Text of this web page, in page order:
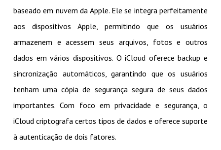
baseado em nuvem da Apple. Ele se integra perfeitamente
aos dispositivos Apple, permitindo que os usuários
armazenem e acessem seus arquivos, fotos e outros
dados em vários dispositivos. O iCloud oferece backup e
sincronização automáticos, garantindo que os usuários
tenham uma cópia de segurança segura de seus dados
importantes. Com foco em privacidade e segurança, o
iCloud criptografa certos tipos de dados e oferece suporte
à autenticação de dois fatores.